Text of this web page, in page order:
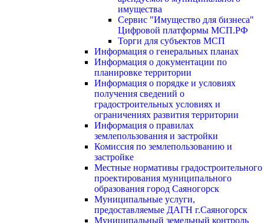
имущества
Сервис "Имущество для бизнеса"
Цифровой платформы МСП.РФ
Торги для субъектов МСП
Информация о генеральных планах
Информация о документации по
планировке территории
Информация о порядке и условиях
получения сведений о
градостроительных условиях и
ограничениях развития территории
Информация о правилах
землепользования и застройки
Комиссия по землепользованию и
застройке
Местные нормативы градостроительного
проектирования муниципального
образования город Саяногорск
Муниципальные услуги,
предоставляемые ДАГН г.Саяногорск
Муниципальный земельный контроль